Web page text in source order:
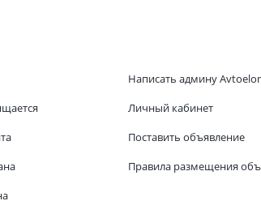
Написать админу
Личный кабинет
Поставить объявление
Правила размещения